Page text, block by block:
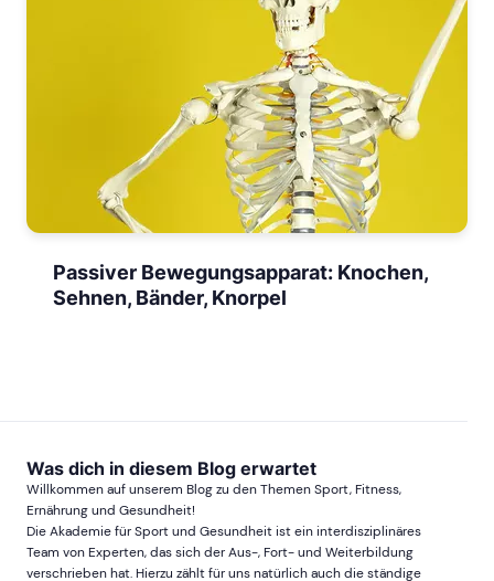
Passiver Bewegungsapparat: Knochen,
Sehnen, Bänder, Knorpel
Was dich in diesem Blog erwartet
Willkommen auf unserem Blog zu den Themen Sport, Fitness,
Ernährung und Gesundheit!
Die Akademie für Sport und Gesundheit ist ein interdisziplinäres
Team von Experten, das sich der Aus-, Fort- und Weiterbildung
verschrieben hat. Hierzu zählt für uns natürlich auch die ständige